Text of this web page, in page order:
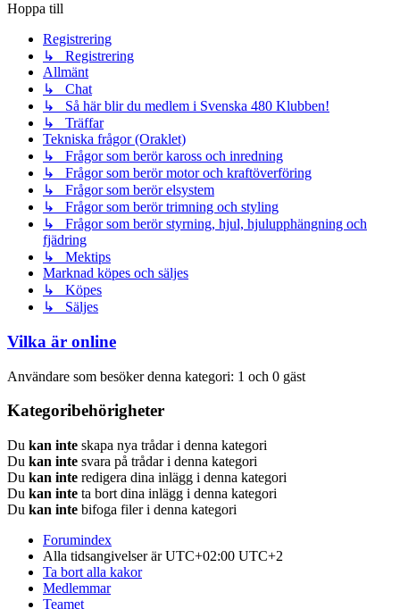
Hoppa till
Registrering
↳ Registrering
Allmänt
↳ Chat
↳ Så här blir du medlem i Svenska 480 Klubben!
↳ Träffar
Tekniska frågor (Oraklet)
↳ Frågor som berör kaross och inredning
↳ Frågor som berör motor och kraftöverföring
↳ Frågor som berör elsystem
↳ Frågor som berör trimning och styling
↳ Frågor som berör styrning, hjul, hjulupphängning och
fjädring
↳ Mektips
Marknad köpes och säljes
↳ Köpes
↳ Säljes
Vilka är online
Användare som besöker denna kategori: 1 och 0 gäst
Kategoribehörigheter
Du kan inte skapa nya trådar i denna kategori
Du kan inte svara på trådar i denna kategori
Du kan inte redigera dina inlägg i denna kategori
Du kan inte ta bort dina inlägg i denna kategori
Du kan inte bifoga filer i denna kategori
Forumindex
Alla tidsangivelser är UTC+02:00 UTC+2
Ta bort alla kakor
Medlemmar
Teamet